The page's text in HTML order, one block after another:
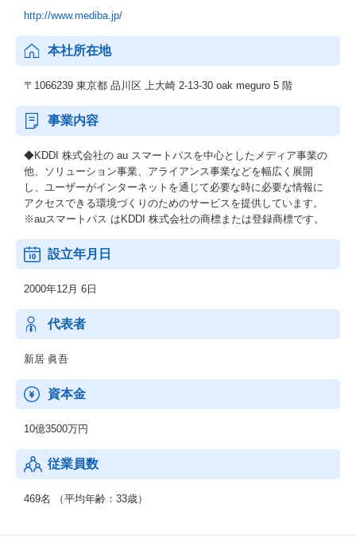
http://www.mediba.jp/
本社所在地
〒1066239 東京都 品川区 上大崎 2-13-30 oak meguro 5 階
事業内容
◆KDDI 株式会社の au スマートパスを中心としたメディア事業の
他、ソリューション事業、アライアンス事業などを幅広く展開
し、ユーザーがインターネットを通じて必要な時に必要な情報に
アクセスできる環境づくりのためのサービスを提供しています。
※auスマートパス はKDDI 株式会社の商標または登録商標です。
設立年月日
2000年12月 6日
代表者
新居 眞吾
資本金
10億3500万円
従業員数
469名 （平均年齢：33歳）